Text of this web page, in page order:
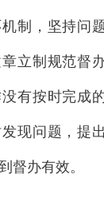
制，坚持问
立制规范督
有按时完成
现问题，提
督办有效。